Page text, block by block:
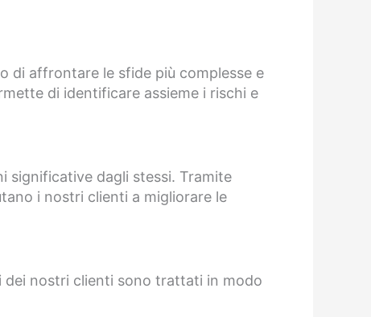
di affrontare le sfide più complesse e
di identificare assieme i rischi e
significative dagli stessi. Tramite
i nostri clienti a migliorare le
dei nostri clienti sono trattati in modo